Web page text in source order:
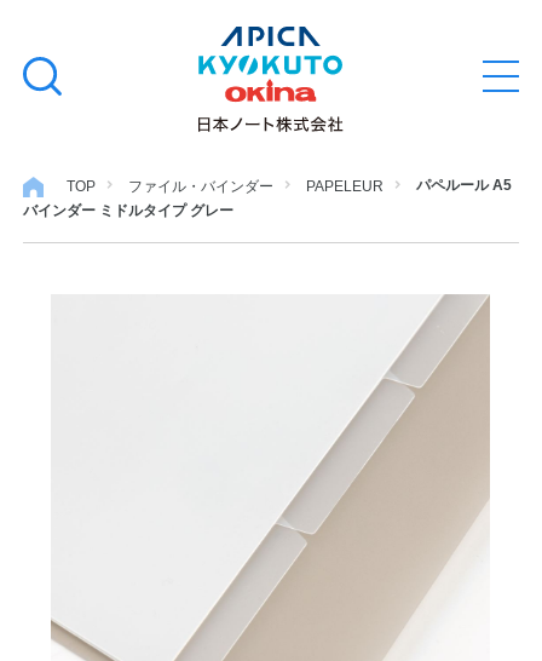
文
キ
ッ
開
検
る
ノート・メモ
ノートの豆知識
探求・自主学習のすすめ
TOP ファイル・バインダー PAPELEUR
パペルール A5
バインダー ミドルタイプ グレー